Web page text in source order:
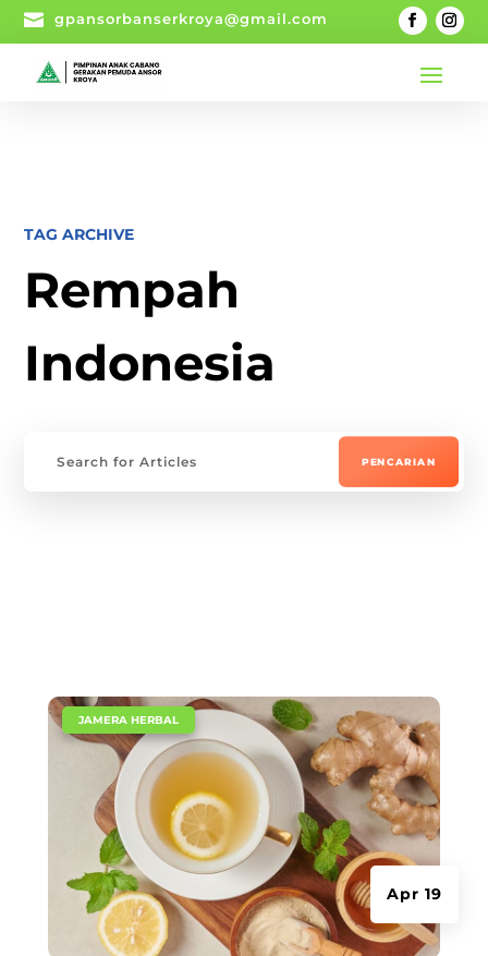
 gpansorbanserkroya@gmail.com
TAG ARCHIVE
Rempah
Indonesia
Apr 19
JAMERA HERBAL